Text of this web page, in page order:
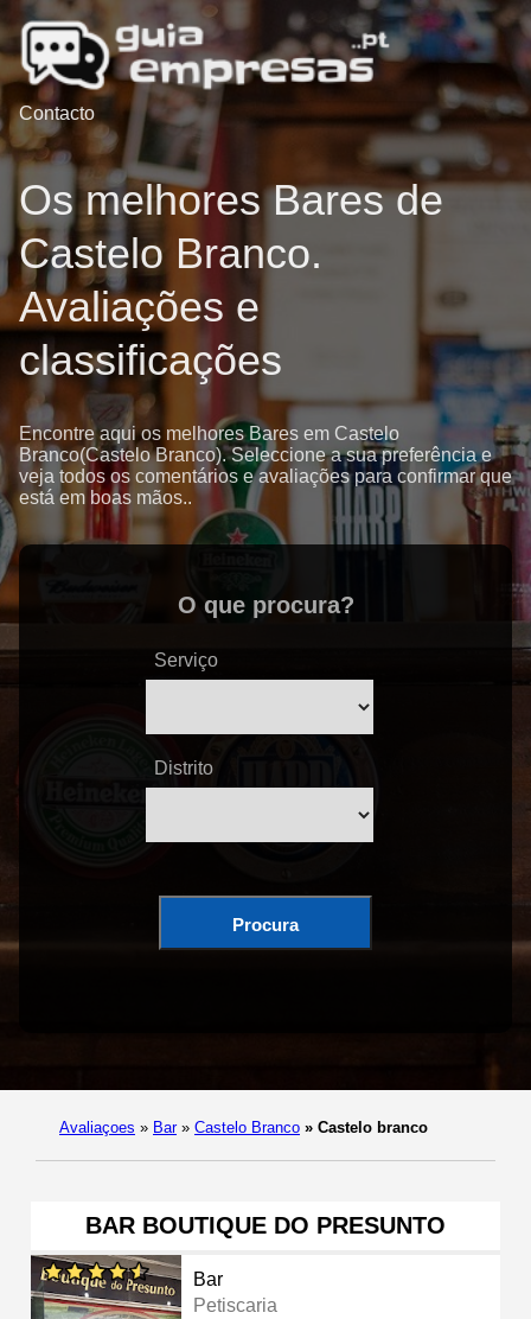
Contacto
Os melhores Bares de
Castelo Branco.
Avaliações e
classificações
Encontre aqui os melhores Bares em Castelo
Branco(Castelo Branco). Seleccione a sua preferência e
veja todos os comentários e avaliações para confirmar que
está em boas mãos..
O que procura?
Serviço
Distrito
Procura
Avaliaçoes » Bar » Castelo Branco » Castelo branco
BAR BOUTIQUE DO PRESUNTO
Bar
Petiscaria